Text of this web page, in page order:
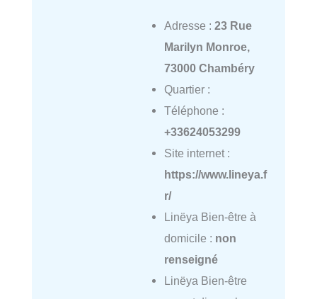
Adresse : 23 Rue
Marilyn Monroe,
73000 Chambéry
Quartier :
Téléphone :
+33624053299
Site internet :
https://www.lineya.f
r/
Linëya Bien-être à
domicile : non
renseigné
Linëya Bien-être